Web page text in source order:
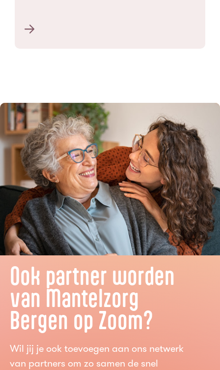
Ook partner worden
van Mantelzorg
Bergen op Zoom?
Wil jij je ook toevoegen aan ons netwerk
van partners om zo samen de snel